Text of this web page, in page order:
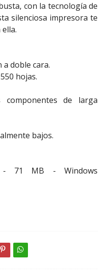
con la tecnología de
silenciosa impresora te
doble cara.
hojas.
de larga
bajos.
MB - Windows